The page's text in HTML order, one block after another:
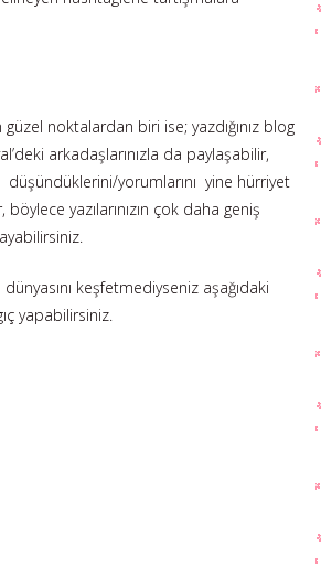
noktalardan biri ise; yazdığınız blog
arkadaşlarınızla da paylaşabilir,
düşündüklerini/yorumlarını yine hürriyet
yazılarınızın çok daha geniş
keşfetmediyseniz aşağıdaki
yapabilirsiniz.